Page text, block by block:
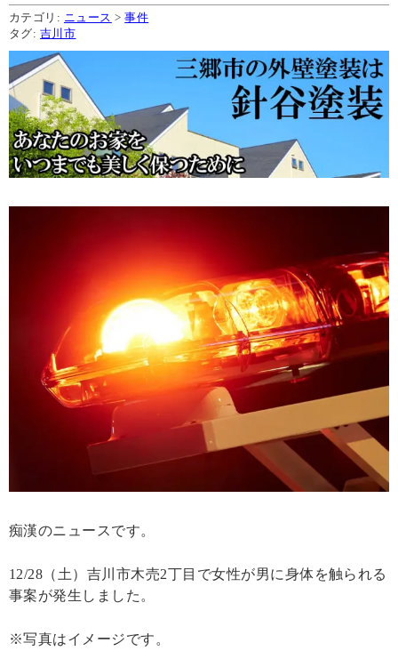
カテゴリ: ニュース >事件
タグ: 吉川市
痴漢のニュースです。
12/28（土）吉川市木売2丁目で女性が男に身体を触られる
事案が発生しました。
※写真はイメージです。